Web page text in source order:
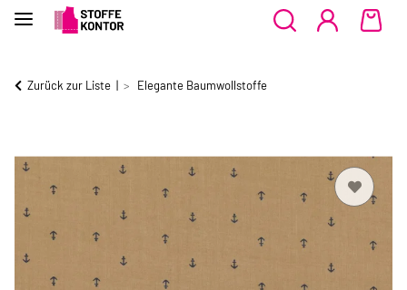
Zurück zur Liste Elegante Baumwollstoffe